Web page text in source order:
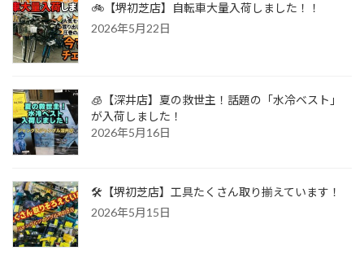
🚲【堺初芝店】自転車大量入荷しました！！
2026年5月22日
🧊【深井店】夏の救世主！話題の「水冷ベスト」
が入荷しました！
2026年5月16日
🛠️【堺初芝店】工具たくさん取り揃えています！
2026年5月15日